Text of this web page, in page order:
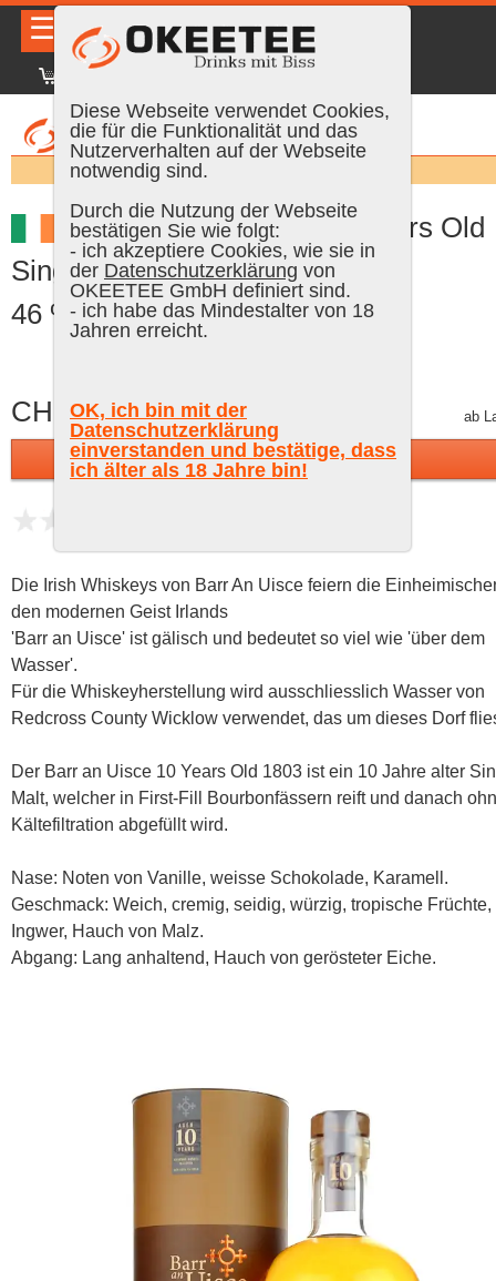
☰ DE FR EN|Anmelden
Suchen:
Barr an Uisce 1803 10 Years Old
Single Malt Irish Whiskey, 70 cl,
46 % Vol. (Whisky)
CHF 79.90 inkl. MWST, plus Versand ab
In den Warenkorb
Die Irish Whiskeys von Barr An Uisce feiern die
den modernen Geist Irlands
'Barr an Uisce' ist gälisch und bedeutet so viel wie 'über dem
Wasser'.
Für die Whiskeyherstellung wird ausschliesslich Wasser von
Redcross County Wicklow verwendet, das um dieses Dorf
Der Barr an Uisce 10 Years Old 1803 ist ein 10 Jahre alter
Malt, welcher in First-Fill Bourbonfässern reift und danach
Kältefiltration abgefüllt wird.
Nase: Noten von Vanille, weisse Schokolade, Karamell.
Geschmack: Weich, cremig, seidig, würzig, tropische Früchte,
Ingwer, Hauch von Malz.
Abgang: Lang anhaltend, Hauch von gerösteter Eiche.
Diese Webseite verwendet Cookies,
die für die Funktionalität und das
Nutzerverhalten auf der Webseite
notwendig sind.
Durch die Nutzung der Webseite
bestätigen Sie wie folgt:
- ich akzeptiere Cookies, wie sie in
der Datenschutzerklärung von
OKEETEE GmbH definiert sind.
- ich habe das Mindestalter von 18
Jahren erreicht.
OK, ich bin mit der
Datenschutzerklärung
einverstanden und bestätige, dass
ich älter als 18 Jahre bin!